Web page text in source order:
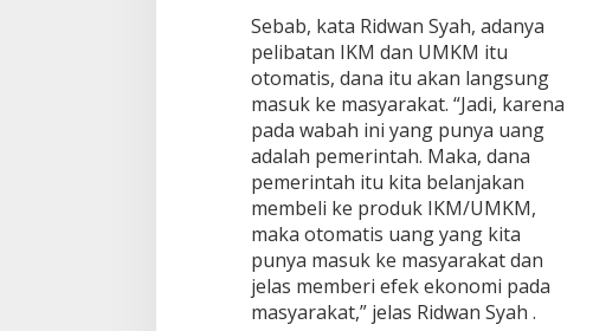
J
a
a
r
t
a
Sebab, kata Ridwan Syah, adanya
pelibatan IKM dan UMKM itu
otomatis, dana itu akan langsung
masuk ke masyarakat. “Jadi, karena
pada wabah ini yang punya uang
adalah pemerintah. Maka, dana
pemerintah itu kita belanjakan
membeli ke produk IKM/UMKM,
maka otomatis uang yang kita
punya masuk ke masyarakat dan
jelas memberi efek ekonomi pada
masyarakat,” jelas Ridwan Syah .